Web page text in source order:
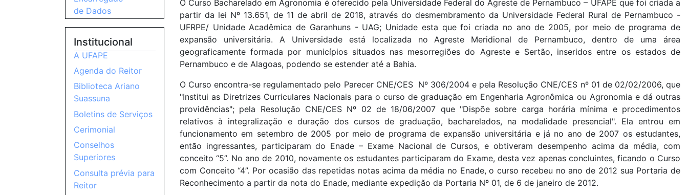
O Curso Bacharelado em Agronomia é oferecido pela Universidade Federal do Agreste de Pernambuco – UFAPE que foi criada a
partir da lei Nº 13.651, de 11 de abril de 2018, através do desmembramento da Universidade Federal Rural de Pernambuco -
UFRPE/ Unidade Acadêmica de Garanhuns - UAG; Unidade esta que foi criada no ano de 2005, por meio de programa de
expansão universitária. A Universidade está localizada no Agreste Meridional de Pernambuco, dentro de uma área
geograficamente formada por municípios situados nas mesorregiões do Agreste e Sertão, inseridos entre os estados de
Pernambuco e de Alagoas, podendo se estender até a Bahia.
O Curso encontra-se regulamentado pelo Parecer CNE/CES Nº 306/2004 e pela Resolução CNE/CES nº 01 de 02/02/2006, que
"Institui as Diretrizes Curriculares Nacionais para o curso de graduação em Engenharia Agronômica ou Agronomia e dá outras
providências"; pela Resolução CNE/CES Nº 02 de 18/06/2007 que "Dispõe sobre carga horária mínima e procedimentos
relativos à integralização e duração dos cursos de graduação, bacharelados, na modalidade presencial". Ela entrou em
funcionamento em setembro de 2005 por meio de programa de expansão universitária e já no ano de 2007 os estudantes,
então ingressantes, participaram do Enade – Exame Nacional de Cursos, e obtiveram desempenho acima da média, com
conceito “5”. No ano de 2010, novamente os estudantes participaram do Exame, desta vez apenas concluintes, ficando o Curso
com Conceito “4”. Por ocasião das repetidas notas acima da média no Enade, o curso recebeu no ano de 2012 sua Portaria de
Reconhecimento a partir da nota do Enade, mediante expedição da Portaria Nº 01, de 6 de janeiro de 2012.
de Dados
Institucional
A UFAPE
Agenda do Reitor
Biblioteca Ariano
Suassuna
Boletins de Serviços
Cerimonial
Conselhos
Superiores
Consulta prévia para
Reitor